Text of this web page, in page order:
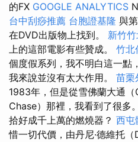
的FX GOOGLE ANALYTICS
台中刮痧推薦 台胞證基隆 與
在DVD出版物上找到。 新竹
上的這部電影有些贊成。 竹北
個度假系列，我不明白這一點
我來說並沒有太大作用。 苗栗
1983年，但是從雪佛蘭大通
Chase）那裡，我看到了很多
拾好成千上萬的燃燒器？ 西屯
惜一切代價，由丹尼·德維托